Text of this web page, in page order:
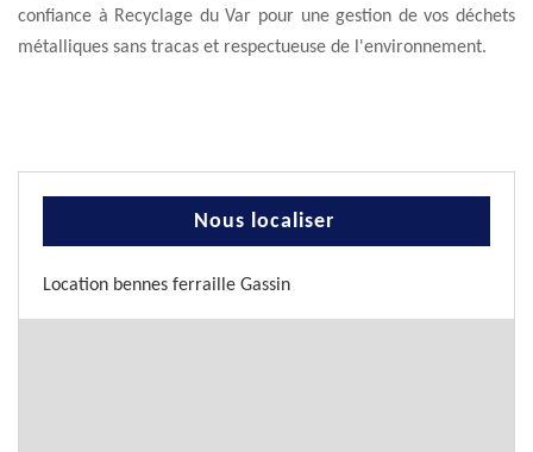
confiance à Recyclage du Var pour une gestion de vos déchets
métalliques sans tracas et respectueuse de l'environnement.
Nous localiser
Location bennes ferraille Gassin